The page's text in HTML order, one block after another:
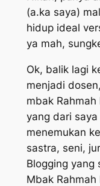
(a.ka saya)
hidup ideal
ya mah,
Ok, balik lagi
menjadi
mbak
yang dari
menemukan
sastra, seni,
Blogging yang
Mbak